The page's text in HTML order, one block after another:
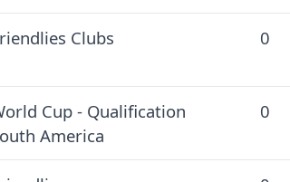
Clubs 0
Cup - Qualification
America
0